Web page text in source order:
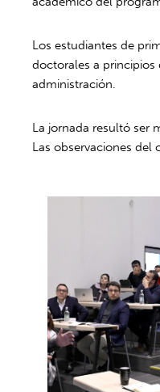
Los estudiantes de
doctorales a principios
administración.
La jornada resultó ser
Las observaciones del